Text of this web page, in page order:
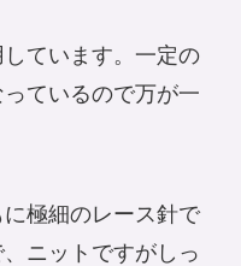
ています。一定の
ているので万が一
極細のレース針で
ニットですがしっ